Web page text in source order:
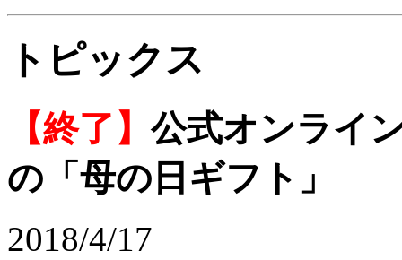
トピックス
【終了】公式オンライ
の「母の日ギフト」
2018/4/17